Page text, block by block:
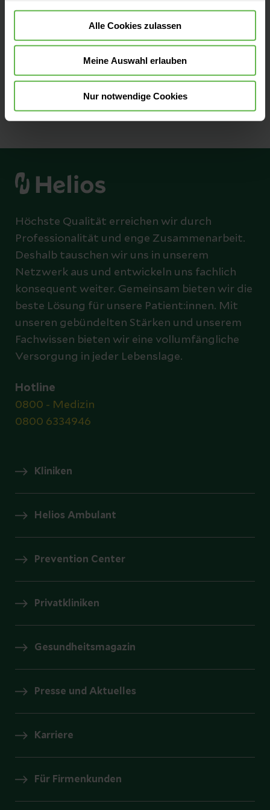
Alle Cookies zulassen
Meine Auswahl erlauben
Nur notwendige Cookies
Zu unseren Qualitätszahlen
Höchste Qualität erreichen wir durch
Professionalität und enge Zusammenarbeit.
Deshalb tauschen wir uns in unserem
Netzwerk aus und entwickeln uns fachlich
konsequent weiter. Gemeinsam bieten wir die
beste Lösung für unsere Patient:innen. Mit
unseren gebündelten Stärken und unserem
Fachwissen bieten wir eine vollumfängliche
Versorgung in jeder Lebenslage.
Hotline
0800 - Medizin
0800 6334946
Kliniken
Helios Ambulant
Prevention Center
Privatkliniken
Gesundheitsmagazin
Presse und Aktuelles
Karriere
Für Firmenkunden